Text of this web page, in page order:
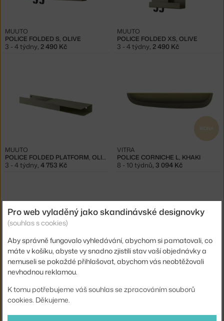
POLICE FOLDED S, OLIVE
MUUTO
3 - 4 týdny, 2 490 Kč
POLICE FOLDED XS, OLIVE
MUUTO
3 - 4 týdny, 2 490 Kč
POLICE FOLDED PLATFORM, OLIVE
MUUTO
3 - 4 týdny, 4 753 Kč
IKONA
POLICE CORNICHE L, KHAKI
VITRA
8 - 10 týdnů, 3 094 Kč
POLICE CORNICHE M, KHAKI
VITRA VITRA
Pro web vyladěný jako skandinávské designovky
(souhlas s cookies)
Aby správně fungovalo vyhledávání, abychom si pamatovali, co
máte v košíku, abyste vy snadno zjistili stav vaší objednávky a
nemuseli se pokaždé přihlašovat, abychom vás neobtěžovali
nevhodnou reklamou.
K tomu potřebujeme váš souhlas se zpracováním souborů
cookies. Děkujeme.